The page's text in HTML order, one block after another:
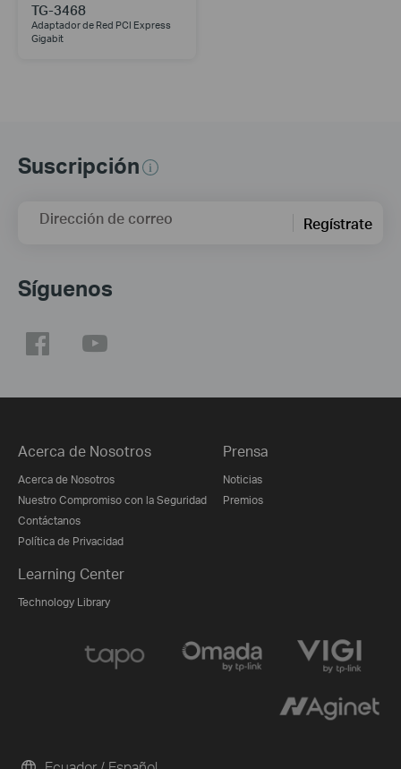
TG-3468
Adaptador de Red PCI Express
Gigabit
Suscripción
Dirección de correo Regístrate
Síguenos
Acerca de Nosotros
Acerca de Nosotros
Nuestro Compromiso con la Seguridad
Contáctanos
Política de Privacidad
Prensa
Noticias
Premios
Learning Center
Technology Library